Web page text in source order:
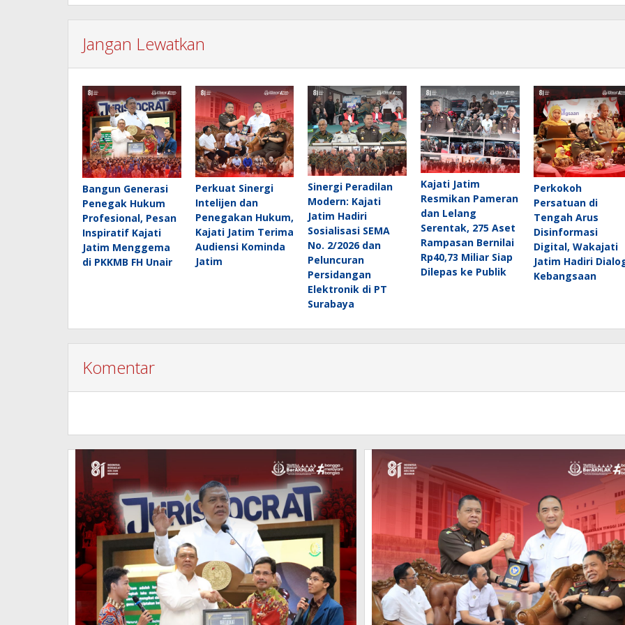
Jangan Lewatkan
Bangun Generasi
Penegak Hukum
Profesional, Pesan
Inspiratif Kajati
Jatim Menggema
di PKKMB FH Unair
Perkuat Sinergi
Intelijen dan
Penegakan Hukum,
Kajati Jatim Terima
Audiensi Kominda
Jatim
Sinergi Peradilan
Modern: Kajati
Jatim Hadiri
Sosialisasi SEMA
No. 2/2026 dan
Peluncuran
Persidangan
Elektronik di PT
Surabaya
Kajati Jatim
Resmikan Pameran
dan Lelang
Serentak, 275 Aset
Rampasan Bernilai
Rp40,73 Miliar Siap
Dilepas ke Publik
Perkokoh
Persatuan di
Tengah Arus
Disinformasi
Digital, Wakajati
Jatim Hadiri
Kebangsaan
Komentar